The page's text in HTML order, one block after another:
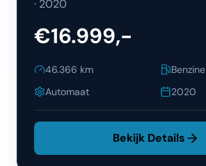
· 2020
€16.999,-
46.366 km
Benzine
Automaat
2020
Bekijk Details